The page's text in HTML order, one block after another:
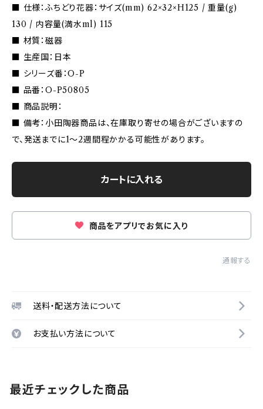
■ 仕様：ふちどり花器：サイズ(mm) 62×32×H125 / 重量(g)
130 / 内容量(満水ml) 115
■ 材質：磁器
■ 生産国：日本
■ シリーズ番：O-P
■ 品番：O-P50805
■ 商品説明：
■ 備考：小田陶器商品は、在庫取り寄せの場合がございますの
で、発送までに1〜2週間程かかる可能性があります。
カートに入れる
商品をアプリでお気に入り
通報する
送料・配送方法について
お支払い方法について
最近チェックした商品